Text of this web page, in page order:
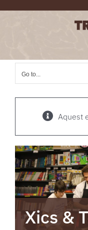
Go to...
Aquest
Xics &